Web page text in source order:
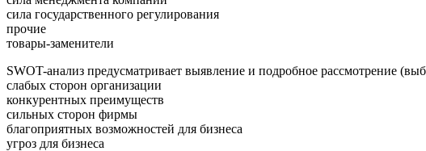
сила государственного регулирования
прочие
товары-заменители
SWOT-анализ предусматривает выявление и подробное рассмотрение
слабых сторон организации
конкурентных преимуществ
сильных сторон фирмы
благоприятных возможностей для бизнеса
угроз для бизнеса